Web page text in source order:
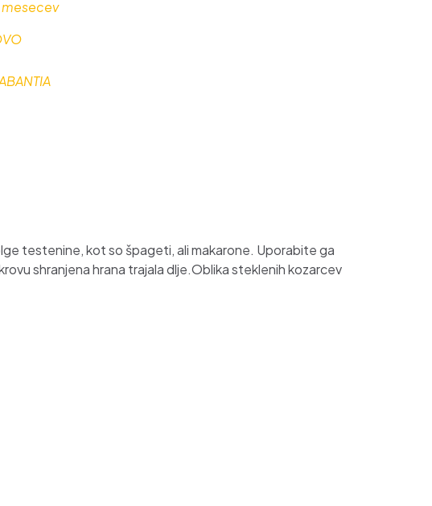
testenine,kot so špageti, ali makarone. Uporabite ga
shranjena hrana trajala dlje.Oblika steklenih kozarcev